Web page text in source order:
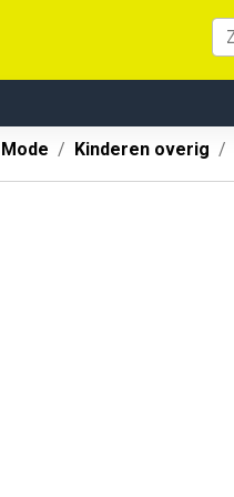
Mode Kinderen overig